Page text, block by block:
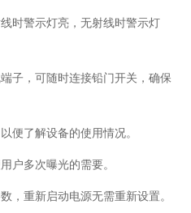
时警示灯亮，无射线时警示灯
子，可随时连接铅门开关，确保
便了解设备的使用情况。
户多次曝光的需要。
，重新启动电源无需重新设置。